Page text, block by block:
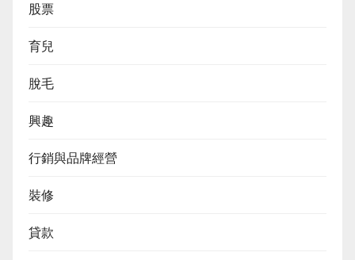
股票
育兒
脫毛
興趣
行銷與品牌經營
裝修
貸款